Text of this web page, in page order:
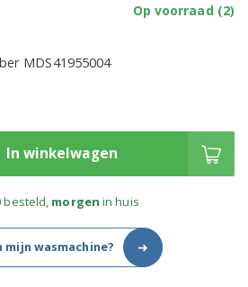
Op voorraad (2)
MDS41955004
In winkelwagen
besteld, morgen in huis
wasmachine? ➜